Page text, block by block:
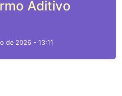
Aditivo
de 2026 - 13:11